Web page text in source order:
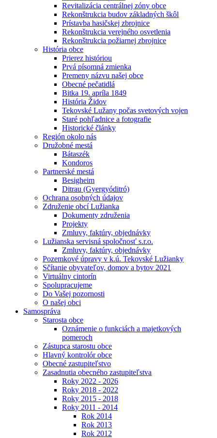
Revitalizácia centrálnej zóny obce
Rekonštrukcia budov základných škôl
Prístavba hasičskej zbrojnice
Rekonštrukcia verejného osvetlenia
Rekonštrukcia požiarnej zbrojnice
História obce
Prierez históriou
Prvá písomná zmienka
Premeny názvu našej obce
Obecné pečatidlá
Bitka 19. apríla 1849
História Židov
Tekovské Lužany počas svetových vojen
Staré pohľadnice a fotografie
Historické články
Región okolo nás
Družobné mestá
Bátaszék
Kondoros
Partnerské mestá
Besigheim
Ditrau (Gyergyóditró)
Ochrana osobných údajov
Združenie obcí Lužianka
Dokumenty združenia
Projekty
Zmluvy, faktúry, objednávky
Lužianska servisná spoločnosť s.r.o.
Zmluvy, faktúry, objednávky
Pozemkové úpravy v k.ú. Tekovské Lužianky
Sčítanie obyvateľov, domov a bytov 2021
Virtuálny cintorín
Spolupracujeme
Do Vašej pozornosti
O našej obci
Samospráva
Starosta obce
Oznámenie o funkciách a majetkových
pomeroch
Zástupca starostu obce
Hlavný kontrolór obce
Obecné zastupiteľstvo
Zasadnutia obecného zastupiteľstva
Roky 2022 - 2026
Roky 2018 - 2022
Roky 2015 - 2018
Roky 2011 - 2014
Rok 2014
Rok 2013
Rok 2012